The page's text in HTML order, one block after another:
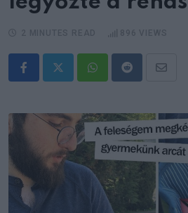
WhatsappRedditShare
Email